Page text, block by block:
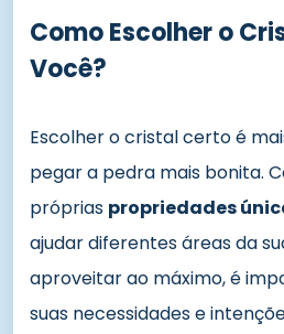
Como Escolher o
Você?
Escolher o cristal certo é
pegar a pedra mais bonita.
próprias propriedades
ajudar diferentes áreas da
aproveitar ao máximo, é
suas necessidades e